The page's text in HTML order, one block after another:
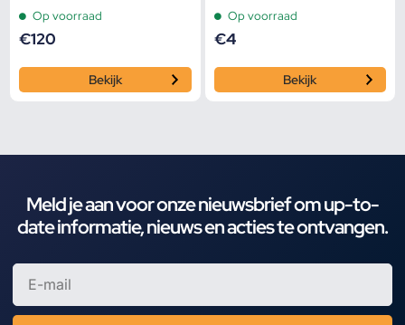
Op voorraad
€120
Bekijk
Op voorraad
€4
Bekijk
Meld je aan voor onze nieuwsbrief om up-to-
date informatie, nieuws en acties te ontvangen.